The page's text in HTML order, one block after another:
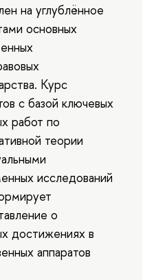
на углублённое
основных
Курс
с базой ключевых
работ по
теории
исследований
о
достижениях в
аппаратов